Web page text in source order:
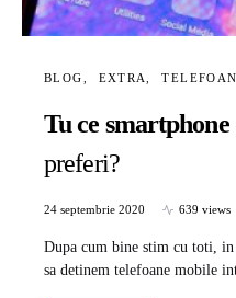
BLOG EXTRA
Tu ce
preferi?
24 septembrie 2020 639 views
Dupa cum bine stim cu toti,
sa detinem telefoane mobile